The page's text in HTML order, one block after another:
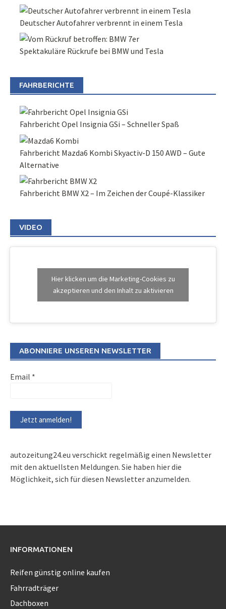
Deutscher Autofahrer verbrennt in einem Tesla
Spektakuläre Rückrufe bei BMW und Tesla
FAHRBERICHTE
Fahrbericht Opel Insignia GSi – Schneller Spaß
Fahrbericht Mazda6 Kombi Skyactiv-D 150 AWD – Gute
Alternative
Fahrbericht BMW X2 – Im Zeichen der Coupé-Klassiker
VIDEO
Hier klicken um die Marketing-Cookies zu
akzeptieren und den Inhalt zu aktivieren
ABONNIERE UNSEREN NEWSLETTER
Email *
autozeitung24.eu verschickt regelmäßig einen Newsletter
mit den aktuellsten Meldungen. Sie haben hier die
Möglichkeit, sich für diesen Newsletter anzumelden.
INFORMATIONEN
Reifen günstig online kaufen
Fahrradträger
Dachboxen